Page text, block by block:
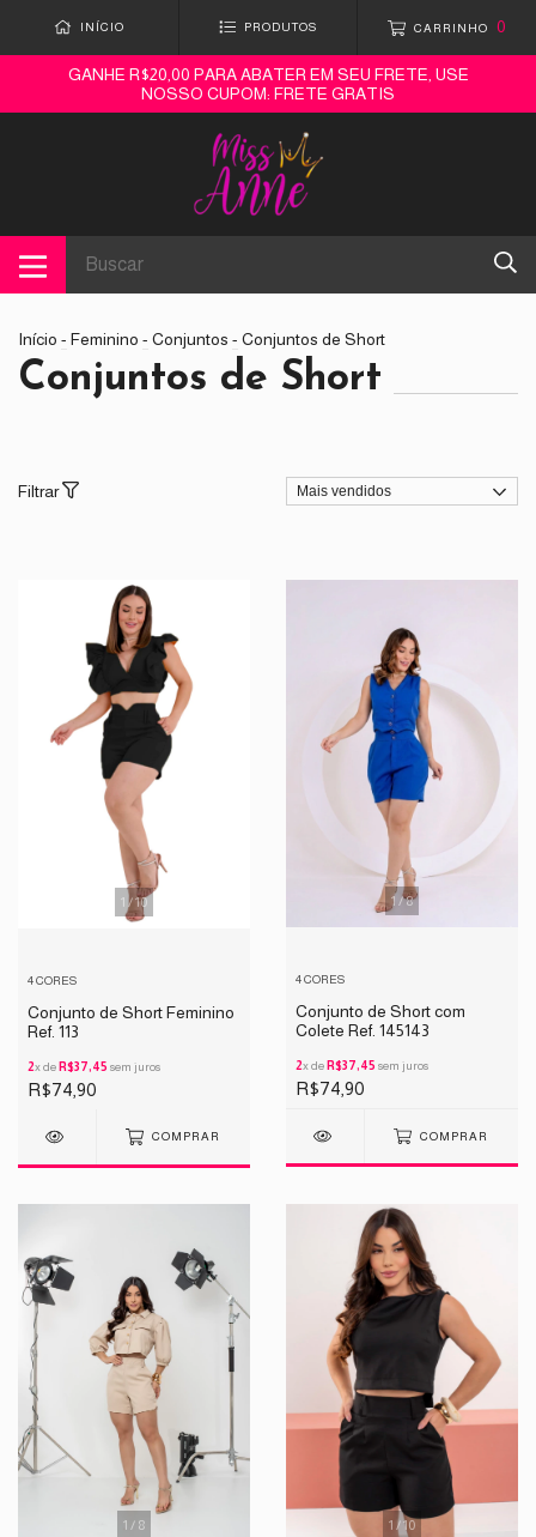
INÍCIO PRODUTOS CARRINHO 0
GANHE R$20,00 PARA ABATER EM SEU FRETE, USE
NOSSO CUPOM: FRETE GRATIS
Início - Feminino - Conjuntos - Conjuntos de Short
Conjuntos de Short
Filtrar
1 /10
4 CORES
Conjunto de Short Feminino
Ref. 113
2x de R$37,45 sem juros
R$74,90
COMPRAR
1 /8
4 CORES
Conjunto de Short com
Colete Ref. 145143
2x de R$37,45 sem juros
R$74,90
COMPRAR
1 / 8 1 /10